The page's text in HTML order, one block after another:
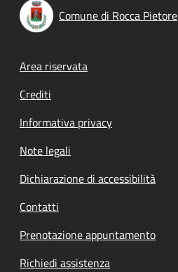
Comune di Rocca Pietore
Footer menu
Area riservata
Crediti
Informativa privacy
Note legali
Dichiarazione di accessibilità
Contatti
Prenotazione appuntamento
Richiedi assistenza